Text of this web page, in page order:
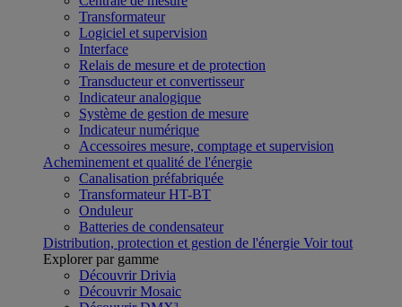
Transformateur
Logiciel et supervision
Interface
Relais de mesure et de protection
Transducteur et convertisseur
Indicateur analogique
Système de gestion de mesure
Indicateur numérique
Accessoires mesure, comptage et supervision
Acheminement et qualité de l'énergie
Canalisation préfabriquée
Transformateur HT-BT
Onduleur
Batteries de condensateur
Distribution, protection et gestion de l'énergie Voir tout
Explorer par gamme
Découvrir Drivia
Découvrir Mosaic